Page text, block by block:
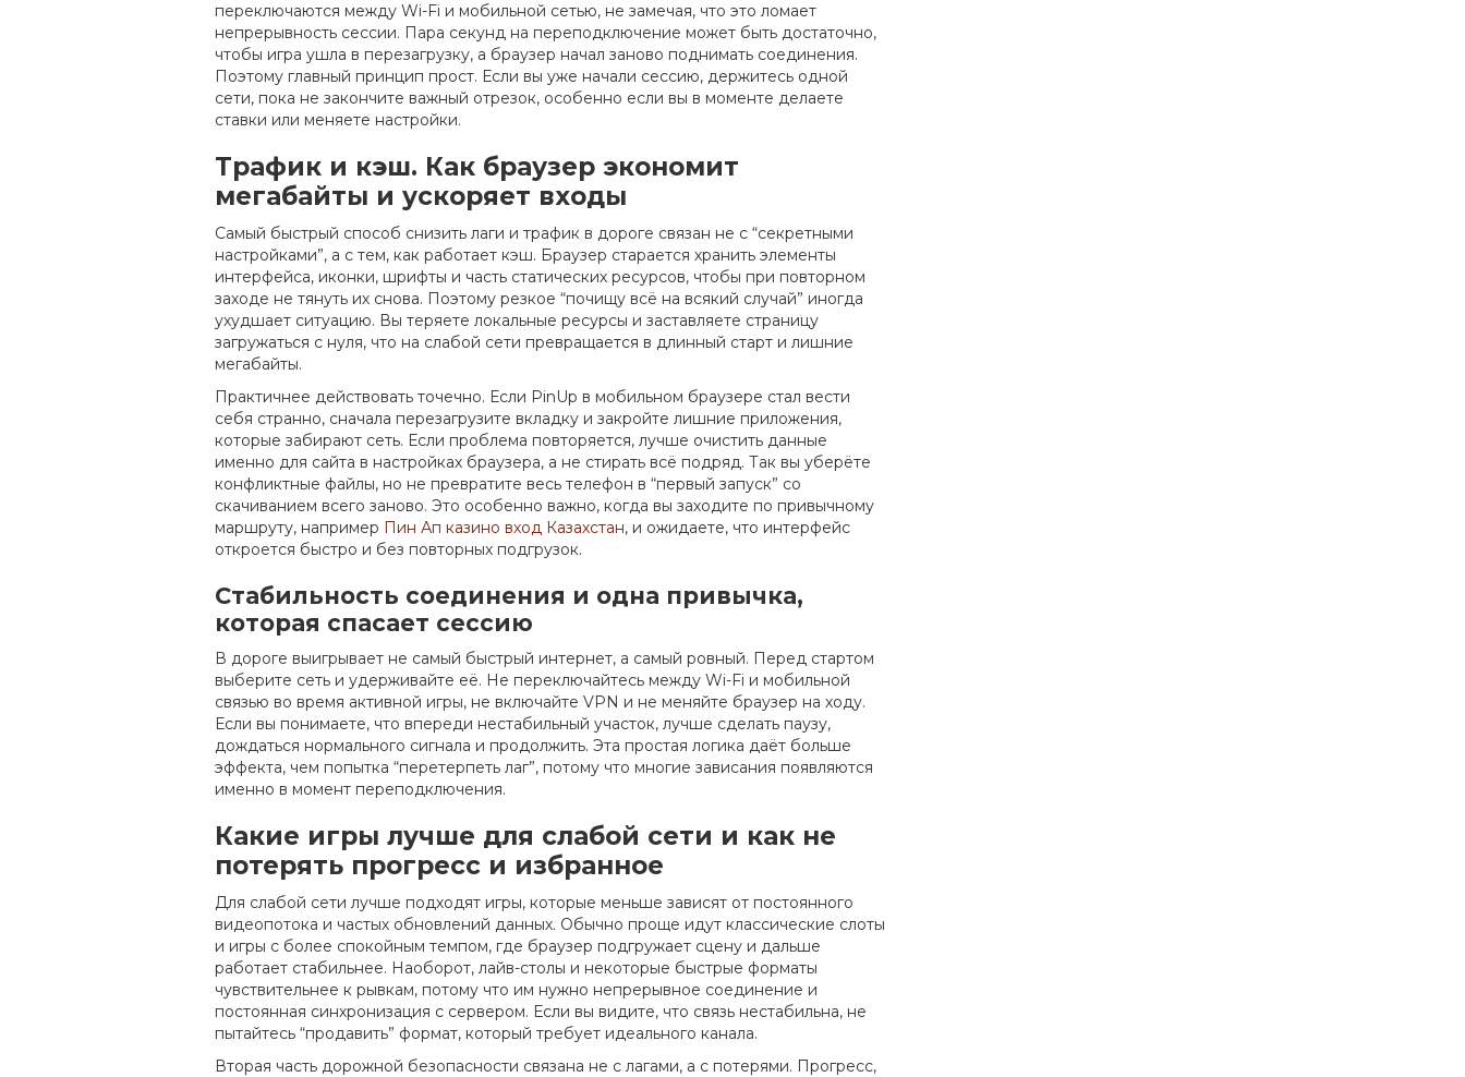
переключаются между Wi-Fi и мобильной сетью, не замечая, что это ломает
непрерывность сессии. Пара секунд на переподключение может быть достаточно,
чтобы игра ушла в перезагрузку, а браузер начал заново поднимать соединения.
Поэтому главный принцип прост. Если вы уже начали сессию, держитесь одной
сети, пока не закончите важный отрезок, особенно если вы в моменте делаете
ставки или меняете настройки.
Трафик и кэш. Как браузер экономит
мегабайты и ускоряет входы
Самый быстрый способ снизить лаги и трафик в дороге связан не с “секретными
настройками”, а с тем, как работает кэш. Браузер старается хранить элементы
интерфейса, иконки, шрифты и часть статических ресурсов, чтобы при повторном
заходе не тянуть их снова. Поэтому резкое “почищу всё на всякий случай” иногда
ухудшает ситуацию. Вы теряете локальные ресурсы и заставляете страницу
загружаться с нуля, что на слабой сети превращается в длинный старт и лишние
мегабайты.
Практичнее действовать точечно. Если PinUp в мобильном браузере стал вести
себя странно, сначала перезагрузите вкладку и закройте лишние приложения,
которые забирают сеть. Если проблема повторяется, лучше очистить данные
именно для сайта в настройках браузера, а не стирать всё подряд. Так вы уберёте
конфликтные файлы, но не превратите весь телефон в “первый запуск” со
скачиванием всего заново. Это особенно важно, когда вы заходите по привычному
маршруту, например Пин Ап казино вход Казахстан, и ожидаете, что интерфейс
откроется быстро и без повторных подгрузок.
Стабильность соединения и одна привычка,
которая спасает сессию
В дороге выигрывает не самый быстрый интернет, а самый ровный. Перед стартом
выберите сеть и удерживайте её. Не переключайтесь между Wi-Fi и мобильной
связью во время активной игры, не включайте VPN и не меняйте браузер на ходу.
Если вы понимаете, что впереди нестабильный участок, лучше сделать паузу,
дождаться нормального сигнала и продолжить. Эта простая логика даёт больше
эффекта, чем попытка “перетерпеть лаг”, потому что многие зависания появляются
именно в момент переподключения.
Какие игры лучше для слабой сети и как не
потерять прогресс и избранное
Для слабой сети лучше подходят игры, которые меньше зависят от постоянного
видеопотока и частых обновлений данных. Обычно проще идут классические слоты
и игры с более спокойным темпом, где браузер подгружает сцену и дальше
работает стабильнее. Наоборот, лайв-столы и некоторые быстрые форматы
чувствительнее к рывкам, потому что им нужно непрерывное соединение и
постоянная синхронизация с сервером. Если вы видите, что связь нестабильна, не
пытайтесь “продавить” формат, который требует идеального канала.
Вторая часть дорожной безопасности связана не с лагами, а с потерями. Прогресс,